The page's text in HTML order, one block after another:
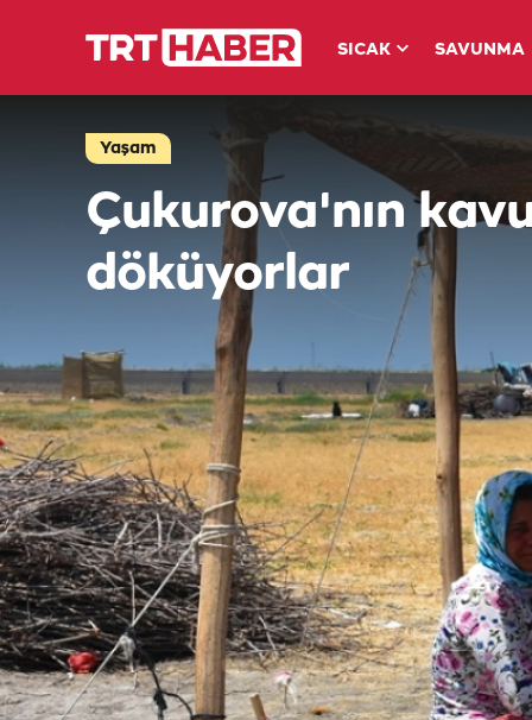
SICAK SAVUNMA
Yaşam
Çukurova'nın
döküyorlar